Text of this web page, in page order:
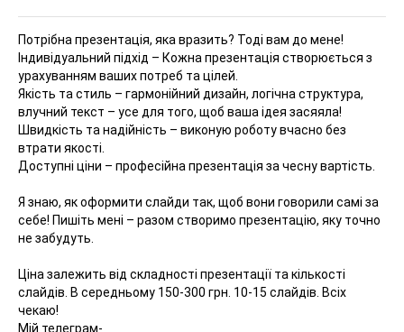
Потрібна презентація, яка вразить? Тоді вам до мене!
Індивідуальний підхід – Кожна презентація створюється з
урахуванням ваших потреб та цілей.
Якість та стиль – гармонійний дизайн, логічна структура,
влучний текст – усе для того, щоб ваша ідея засяяла!
Швидкість та надійність – виконую роботу вчасно без
втрати якості.
Доступні ціни – професійна презентація за чесну вартість.
Я знаю, як оформити слайди так, щоб вони говорили самі за
себе! Пишіть мені – разом створимо презентацію, яку точно
не забудуть.
Ціна залежить від складності презентації та кількості
слайдів. В середньому 150-300 грн. 10-15 слайдів. Всіх
чекаю!
Мій телеграм-